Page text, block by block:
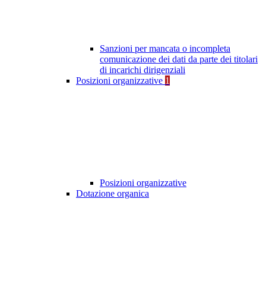
Sanzioni per mancata o incompleta
comunicazione dei dati da parte dei titolari
di incarichi dirigenziali
Posizioni organizzative 1
Posizioni organizzative
Dotazione organica